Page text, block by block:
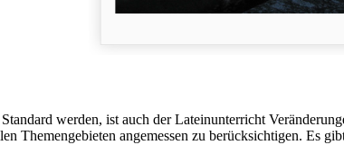
werden, ist auch der Lateinunterricht
Themengebieten angemessen zu berücksichtigen. Es